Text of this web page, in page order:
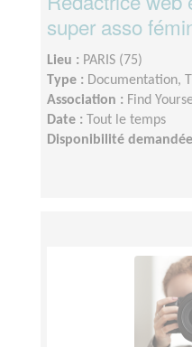
super asso
Lieu : PARIS (75)
Type : Documentation,
Association : Find
Date :
Tout le temps
Disponibilité